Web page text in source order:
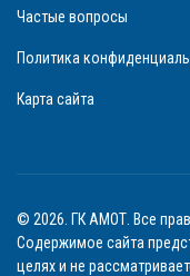
Частые вопросы
Политика
Карта сайта
© 2026. ГК АМОТ. Все
Содержимое сайта
целях и не